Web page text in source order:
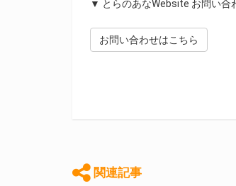
▼ とらのあなWebsite お問い合
お問い合わせはこちら
関連記事